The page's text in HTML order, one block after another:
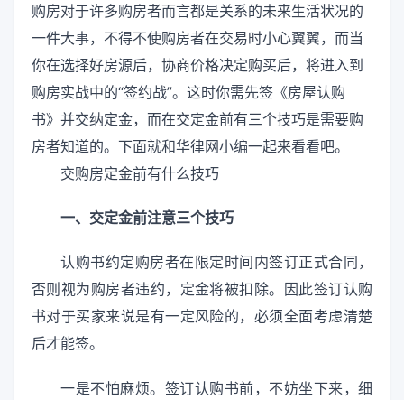
购房对于许多购房者而言都是关系的未来生活状况的
一件大事，不得不使购房者在交易时小心翼翼，而当
你在选择好房源后，协商价格决定购买后，将进入到
购房实战中的“签约战”。这时你需先签《房屋认购
书》并交纳定金，而在交定金前有三个技巧是需要购
房者知道的。下面就和华律网小编一起来看看吧。
交购房定金前有什么技巧
一、交定金前注意三个技巧
认购书约定购房者在限定时间内签订正式合同，
否则视为购房者违约，定金将被扣除。因此签订认购
书对于买家来说是有一定风险的，必须全面考虑清楚
后才能签。
一是不怕麻烦。签订认购书前，不妨坐下来，细